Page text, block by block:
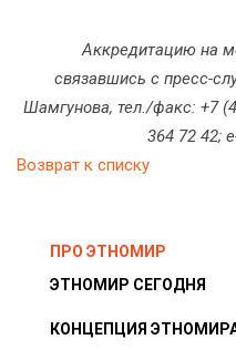
Аккредитацию на
связавшись с пресс-
Шамгунова, тел./факс: +7
364 72 42;
Возврат к списку
ПРО ЭТНОМИР
ЭТНОМИР СЕГОДНЯ
КОНЦЕПЦИЯ